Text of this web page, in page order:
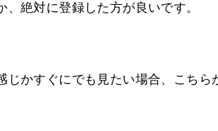
、絶対に登録した方が良いです。
じかすぐにでも見たい場合、こちら